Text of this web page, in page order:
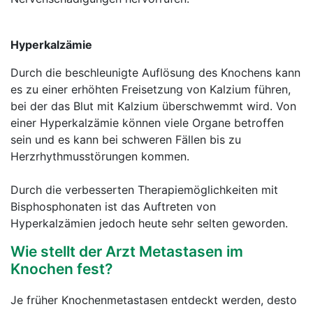
Hyperkalzämie
Durch die beschleunigte Auflösung des Knochens kann
es zu einer erhöhten Freisetzung von Kalzium führen,
bei der das Blut mit Kalzium überschwemmt wird. Von
einer Hyperkalzämie können viele Organe betroffen
sein und es kann bei schweren Fällen bis zu
Herzrhythmusstörungen kommen.
Durch die verbesserten Therapiemöglichkeiten mit
Bisphosphonaten ist das Auftreten von
Hyperkalzämien jedoch heute sehr selten geworden.
Wie stellt der Arzt Metastasen im
Knochen fest?
Je früher Knochenmetastasen entdeckt werden, desto